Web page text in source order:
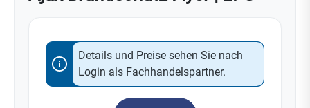
Details und Preise sehen Sie nach
Login als Fachhandelspartner.